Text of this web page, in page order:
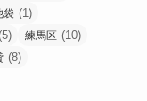
袋 (1)
練馬区 (10)
(8)